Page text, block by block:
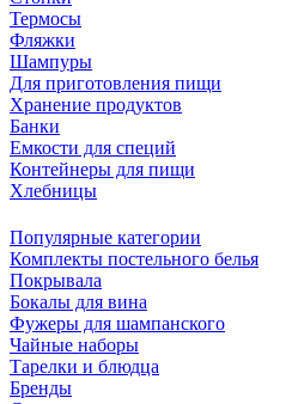
Термосы
Фляжки
Шампуры
Для приготовления пищи
Хранение продуктов
Банки
Емкости для специй
Контейнеры для пищи
Хлебницы
Популярные категории
Комплекты постельного белья
Покрывала
Бокалы для вина
Фужеры для шампанского
Чайные наборы
Тарелки и блюдца
Бренды